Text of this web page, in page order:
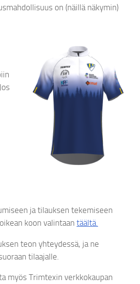
on (näillä näkymin)
ja tilauksen tekemiseen
koon valintaan täältä.
teon yhteydessä, ja ne
tilaajalle.
myös Trimtexin verkkokaupan